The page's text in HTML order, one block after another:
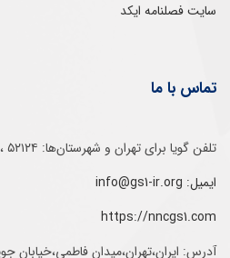
سایت فصلنامه ایکد
تماس با ما
تلفن‌ گویا برای‌ تهران‌‌ و‌ شهرستان‌ها:‌ ۵۲۱۲۴ ،۰۲۱۵۲۳۸۴۰۰۰
ایمیل: info@gs1-ir.org
https://nncgs1.com
آدرس: ایران،تهران،میدان فاطمی،خیابان